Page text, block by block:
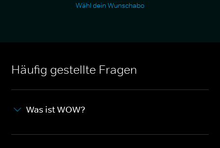
Wähl dein Wunschabo
Häufig gestellte Fragen
Was ist WOW?